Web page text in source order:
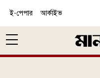
ই-পেপার আর্কাইভ